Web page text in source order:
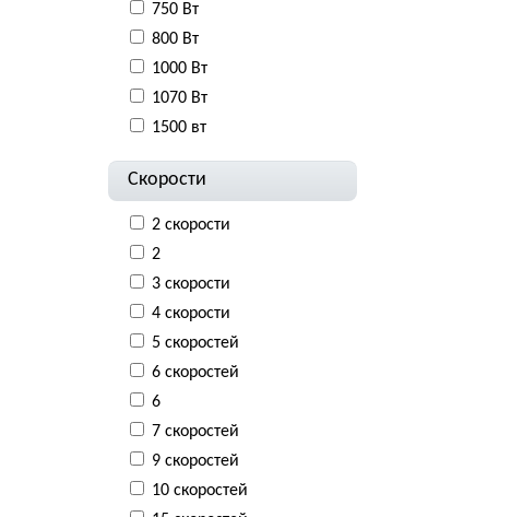
750 Вт
800 Вт
1000 Вт
1070 Вт
1500 вт
Скорости
2 скорости
2
3 скорости
4 скорости
5 скоростей
6 скоростей
6
7 скоростей
9 скоростей
10 скоростей